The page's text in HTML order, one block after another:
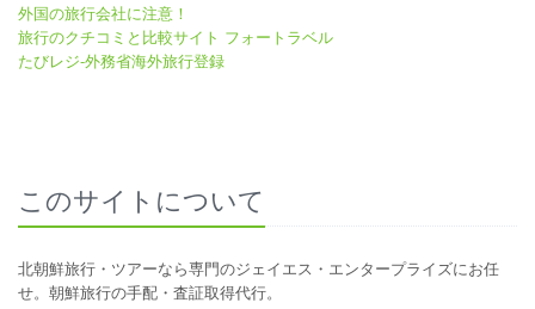
外国の旅行会社に注意！
旅行のクチコミと比較サイト フォートラベル
たびレジ-外務省海外旅行登録
このサイトについて
北朝鮮旅行・ツアーなら専門のジェイエス・エンタープライズにお任
せ。朝鮮旅行の手配・査証取得代行。